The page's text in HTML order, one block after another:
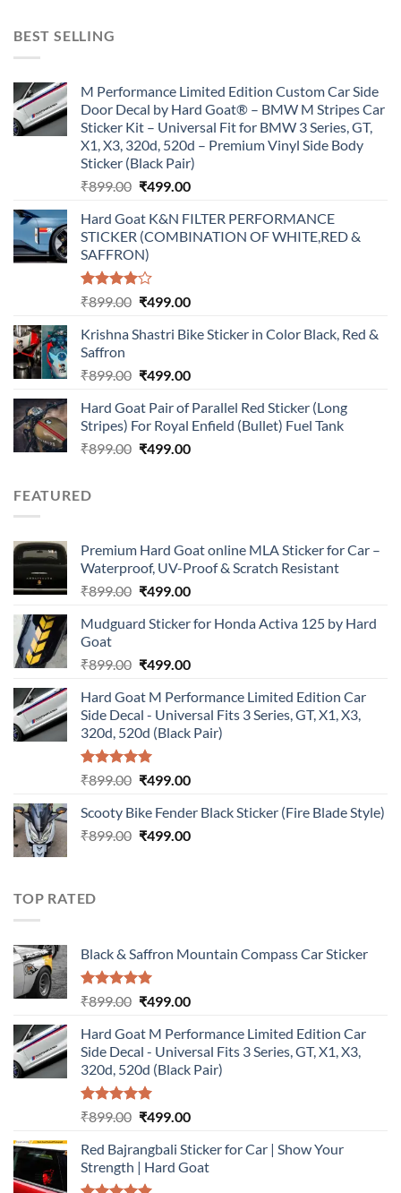
BEST SELLING
M Performance Limited Edition Custom Car Side
Door Decal by Hard Goat® – BMW M Stripes Car
Sticker Kit – Universal Fit for BMW 3 Series, GT,
X1, X3, 320d, 520d – Premium Vinyl Side Body
Sticker (Black Pair)
₹899.00 Original
was:
₹899.00.
₹499.00Current
is:
₹499.00.
Hard Goat K&N FILTER PERFORMANCE
STICKER (COMBINATION OF WHITE,RED &
SAFFRON)
Rated
of 5
₹899.00 Original
was:
₹499.00Current
is:
Krishna Shastri Bike Sticker in Color Black, Red &
Saffron
₹899.00 Original
was:
₹899.00.
₹499.00Current
is:
₹499.00.
Hard Goat Pair of Parallel Red Sticker (Long
Stripes) For Royal Enfield (Bullet) Fuel Tank
₹899.00 Original
₹499.00Current
FEATURED
Premium Hard Goat online MLA Sticker for Car –
Waterproof, UV-Proof & Scratch Resistant
₹899.00 Original
was:
₹499.00Current
is:
Mudguard Sticker for Honda Activa 125 by Hard
Goat
₹899.00 Original
was:
₹899.00.
₹499.00Current
is:
₹499.00.
Hard Goat M Performance Limited Edition Car
Side Decal - Universal Fits 3 Series, GT, X1, X3,
320d, 520d (Black Pair)
Rated5.00
₹899.00 Original
was:
₹899.00.
₹499.00Current
is:
₹499.00.
Scooty Bike Fender Black Sticker (Fire Blade Style)
₹899.00 Original
₹499.00Current
TOP RATED
Black & Saffron Mountain Compass Car Sticker
Rated5.00
₹899.00 Original
was:
₹899.00.
₹499.00Current
is:
₹499.00.
Hard Goat M Performance Limited Edition Car
Side Decal - Universal Fits 3 Series, GT, X1, X3,
320d, 520d (Black Pair)
Rated5.00
₹899.00 Original
was:
₹899.00.
₹499.00Current
is:
₹499.00.
Red Bajrangbali Sticker for Car | Show Your
Strength | Hard Goat